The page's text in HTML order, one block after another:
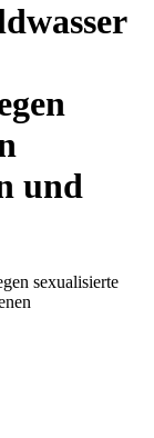
und
sexualisierte